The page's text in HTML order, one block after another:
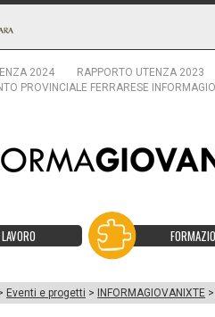
2024 RAPPORTO UTENZA 2023
PROVINCIALE FERRARESE
LAVORO
Eventi e progetti > INFORMAGIOVANIXTE >